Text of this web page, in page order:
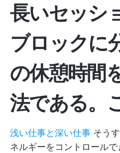
長いセッシ
ブロックに
の休憩時間
法である。
浅い仕事と深い仕事 そう
ネルギーをコントロールで